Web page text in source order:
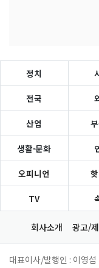
정치
전국
산업
생활·문화
오피니언
TV
회사소개 광고/
대표이사/발행인 : 이영섭